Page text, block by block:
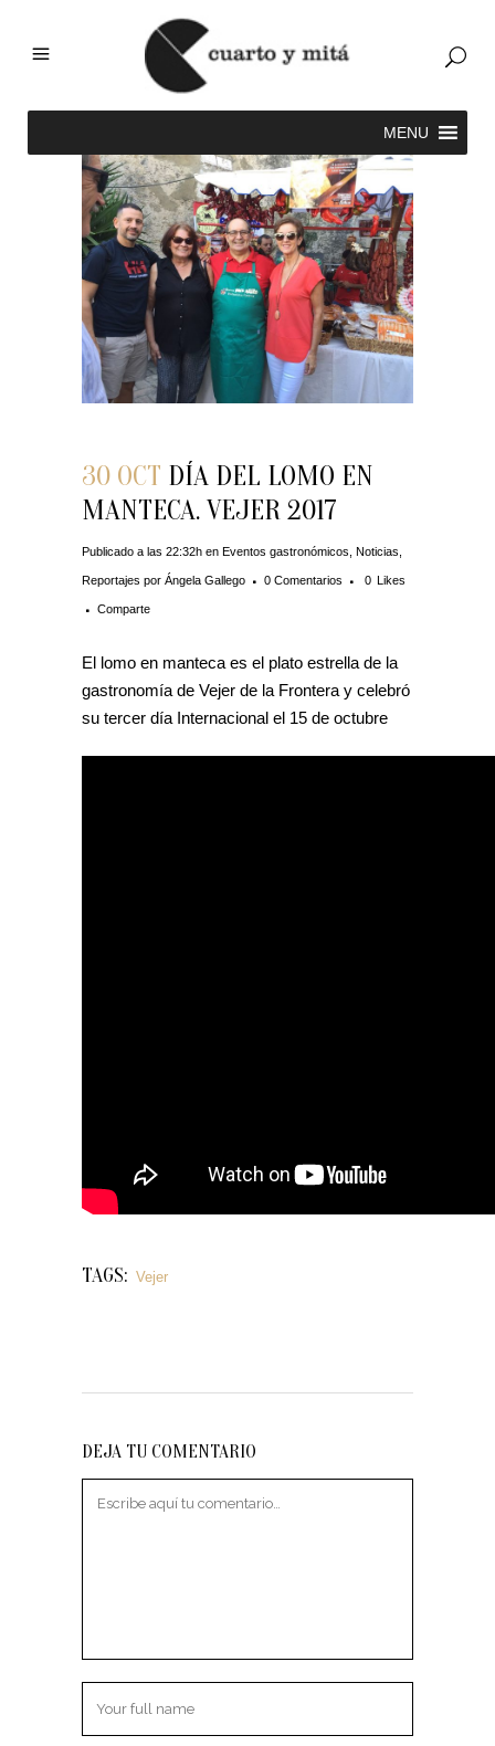
30 OCT DÍA DEL LOMO EN
MANTECA. VEJER 2017
Publicado a las 22:32h en Eventos gastronómicos Noticias
Reportajes por Ángela Gallego 0 Comentarios 0 Likes
Comparte
El lomo en manteca es el plato estrella de la
gastronomía de Vejer de la Frontera y celebró
su tercer día Internacional el 15 de octubre
TAGS: Vejer
DEJA TU COMENTARIO